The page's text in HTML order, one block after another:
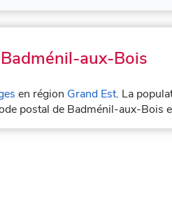
aux-Bois
en région Grand Est. La
postal de Badménil-aux-Bois